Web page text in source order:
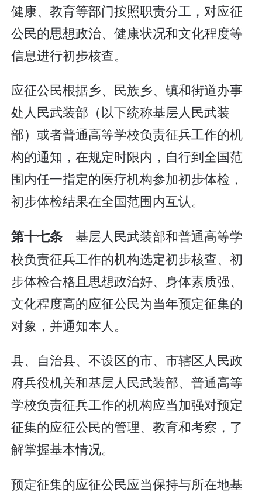
健康、教育等部门按照职责分工，对应征
公民的思想政治、健康状况和文化程度等
信息进行初步核查。
应征公民根据乡、民族乡、镇和街道办事
处人民武装部（以下统称基层人民武装
部）或者普通高等学校负责征兵工作的机
构的通知，在规定时限内，自行到全国范
围内任一指定的医疗机构参加初步体检，
初步体检结果在全国范围内互认。
第十七条 基层人民武装部和普通高等学
校负责征兵工作的机构选定初步核查、初
步体检合格且思想政治好、身体素质强、
文化程度高的应征公民为当年预定征集的
对象，并通知本人。
县、自治县、不设区的市、市辖区人民政
府兵役机关和基层人民武装部、普通高等
学校负责征兵工作的机构应当加强对预定
征集的应征公民的管理、教育和考察，了
解掌握基本情况。
预定征集的应征公民应当保持与所在地基